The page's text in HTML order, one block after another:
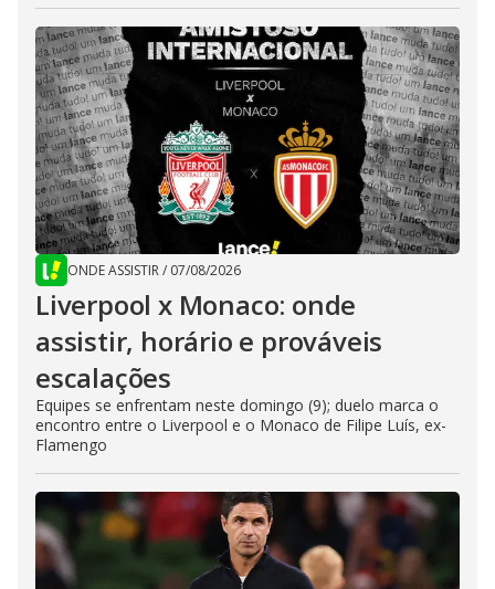
ONDE ASSISTIR/ 07/08/2026
Liverpool x Monaco: onde
assistir, horário e prováveis
escalações
Equipes se enfrentam neste domingo (9); duelo marca o
encontro entre o Liverpool e o Monaco de Filipe Luís, ex-
Flamengo